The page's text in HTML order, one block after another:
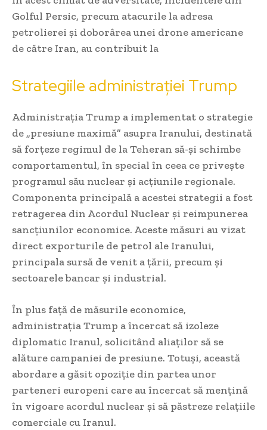
Golful Persic, precum atacurile la adresa
petrolierei și doborârea unei drone americane
de către Iran, au contribuit la
Strategiile administrației Trump
Administrația Trump a implementat o strategie
de „presiune maximă” asupra Iranului, destinată
să forțeze regimul de la Teheran să-și schimbe
comportamentul, în special în ceea ce privește
programul său nuclear și acțiunile regionale.
Componenta principală a acestei strategii a fost
retragerea din Acordul Nuclear și reimpunerea
sancțiunilor economice. Aceste măsuri au vizat
direct exporturile de petrol ale Iranului,
principala sursă de venit a țării, precum și
sectoarele bancar și industrial.
În plus față de măsurile economice,
administrația Trump a încercat să izoleze
diplomatic Iranul, solicitând aliaților să se
alăture campaniei de presiune. Totuși, această
abordare a găsit opoziție din partea unor
parteneri europeni care au încercat să mențină
în vigoare acordul nuclear și să păstreze relațiile
comerciale cu Iranul.